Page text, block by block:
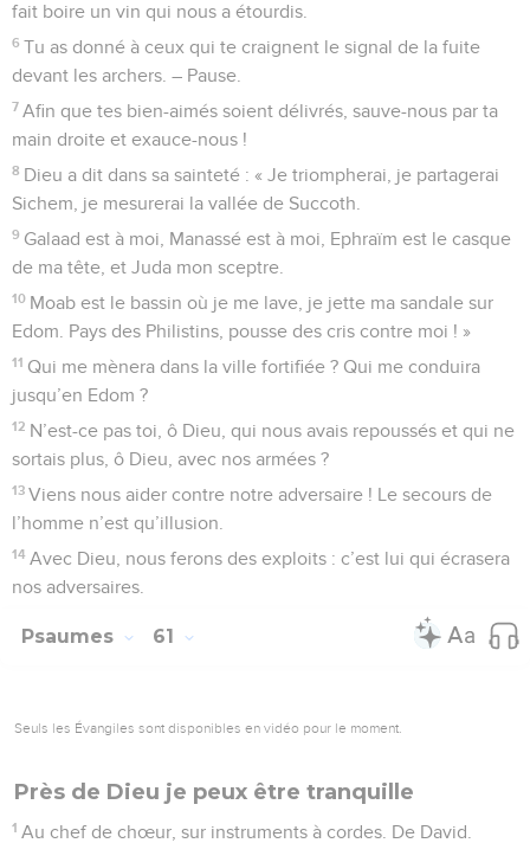
fait boire un vin qui nous a étourdis.
6 Tu as donné à ceux qui te craignent le signal de la fuite
devant les archers. – Pause.
7 Afin que tes bien-aimés soient délivrés, sauve-nous par ta
main droite et exauce-nous !
8 Dieu a dit dans sa sainteté : « Je triompherai, je partagerai
Sichem, je mesurerai la vallée de Succoth.
9 Galaad est à moi, Manassé est à moi, Ephraïm est le casque
de ma tête, et Juda mon sceptre.
10 Moab est le bassin où je me lave, je jette ma sandale sur
Edom. Pays des Philistins, pousse des cris contre moi ! »
11 Qui me mènera dans la ville fortifiée ? Qui me conduira
jusqu’en Edom ?
12 N’est-ce pas toi, ô Dieu, qui nous avais repoussés et qui ne
sortais plus, ô Dieu, avec nos armées ?
13 Viens nous aider contre notre adversaire ! Le secours de
l’homme n’est qu’illusion.
14 Avec Dieu, nous ferons des exploits : c’est lui qui écrasera
nos adversaires.
Psaumes 61
Seuls les Évangiles sont disponibles en vidéo pour le moment.
Près de Dieu je peux être tranquille
1 Au chef de chœur, sur instruments à cordes. De David.